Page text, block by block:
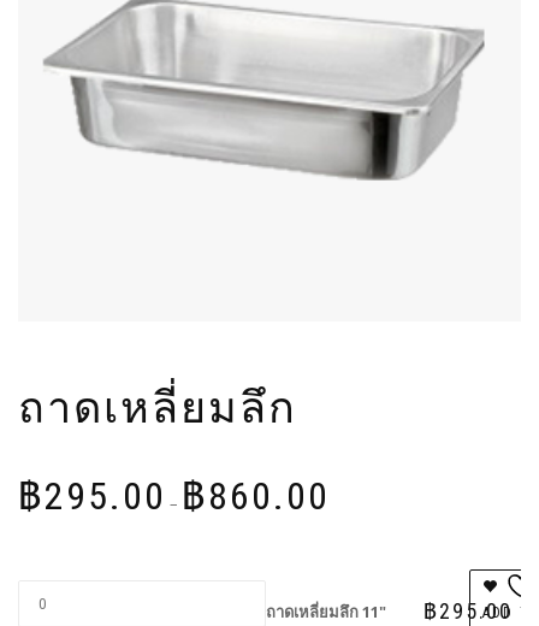
ถาดเหลี่ยมลึก
฿295.00 – ฿860.00
ถาดเหลี่ยมลึก 11"
฿295.00
ADD